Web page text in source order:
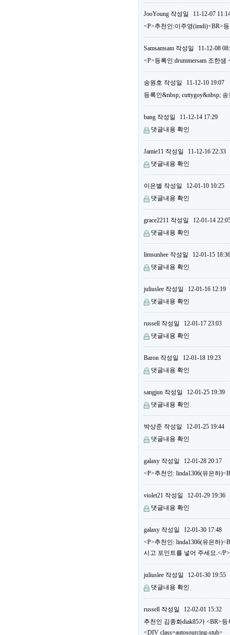
JooYoung 작성일
11-12-07
<P>추천인:이주영(imdi)<BR>
Samsamsam 작성일
11-12-08
<P>등록인:drummersam 조한
송원호 작성일
11-12-10 19:07
등록인&nbsp; cuttygoy&nbsp;
bang 작성일
11-12-14 17:29
댓글내용 확인
Jamie11 작성일
11-12-16 22:33
댓글내용 확인
이은별 작성일
12-01-10 10:25
댓글내용 확인
grace2211 작성일
12-01-14
댓글내용 확인
limsunhee 작성일
12-01-15 18:36
댓글내용 확인
juliuslee 작성일
12-01-16 12:19
댓글내용 확인
russell 작성일
12-01-17 23:03
댓글내용 확인
Baron 작성일
12-01-18 19:23
댓글내용 확인
sangjun 작성일
12-01-25 19:39
댓글내용 확인
박상준 작성일
12-01-25 19:44
댓글내용 확인
galaxy 작성일
12-01-28 20:17
<P>추천인: linda1306(유은하
violet21 작성일
12-01-29 19:36
댓글내용 확인
galaxy 작성일
12-01-30 17:48
<P>추천인: linda1306(유은하
시고 포인트를 넣어 주세요.</P>
juliuslee 작성일
12-01-30 19:55
댓글내용 확인
russell 작성일
12-02-01 15:32
추천인 김종화diak85가 <BR>
<DIV class=autosourcing-stub>